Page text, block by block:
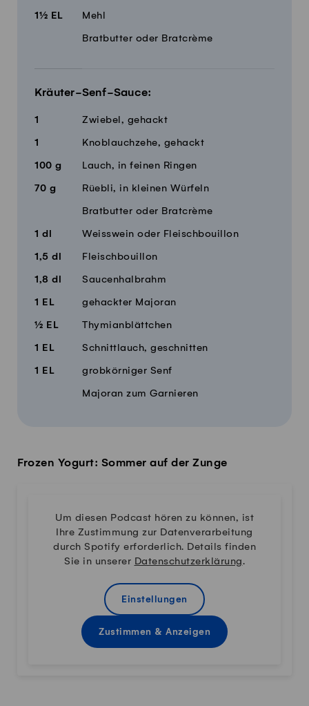
1½ EL Mehl
Bratbutter oder Bratcrème
Kräuter-Senf-Sauce:
1 Zwiebel, gehackt
1 Knoblauchzehe, gehackt
100 g Lauch, in feinen Ringen
70 g Rüebli, in kleinen Würfeln
Bratbutter oder Bratcrème
1 dl Weisswein oder Fleischbouillon
1,5 dl Fleischbouillon
1,8 dl Saucenhalbrahm
1 EL gehackter Majoran
½ EL Thymianblättchen
1 EL Schnittlauch, geschnitten
1 EL grobkörniger Senf
Majoran zum Garnieren
Frozen Yogurt: Sommer auf der Zunge
Um diesen Podcast hören zu können, ist
Ihre Zustimmung zur Datenverarbeitung
durch Spotify erforderlich. Details finden
Sie in unserer Datenschutzerklärung.
Einstellungen
Zustimmen & Anzeigen